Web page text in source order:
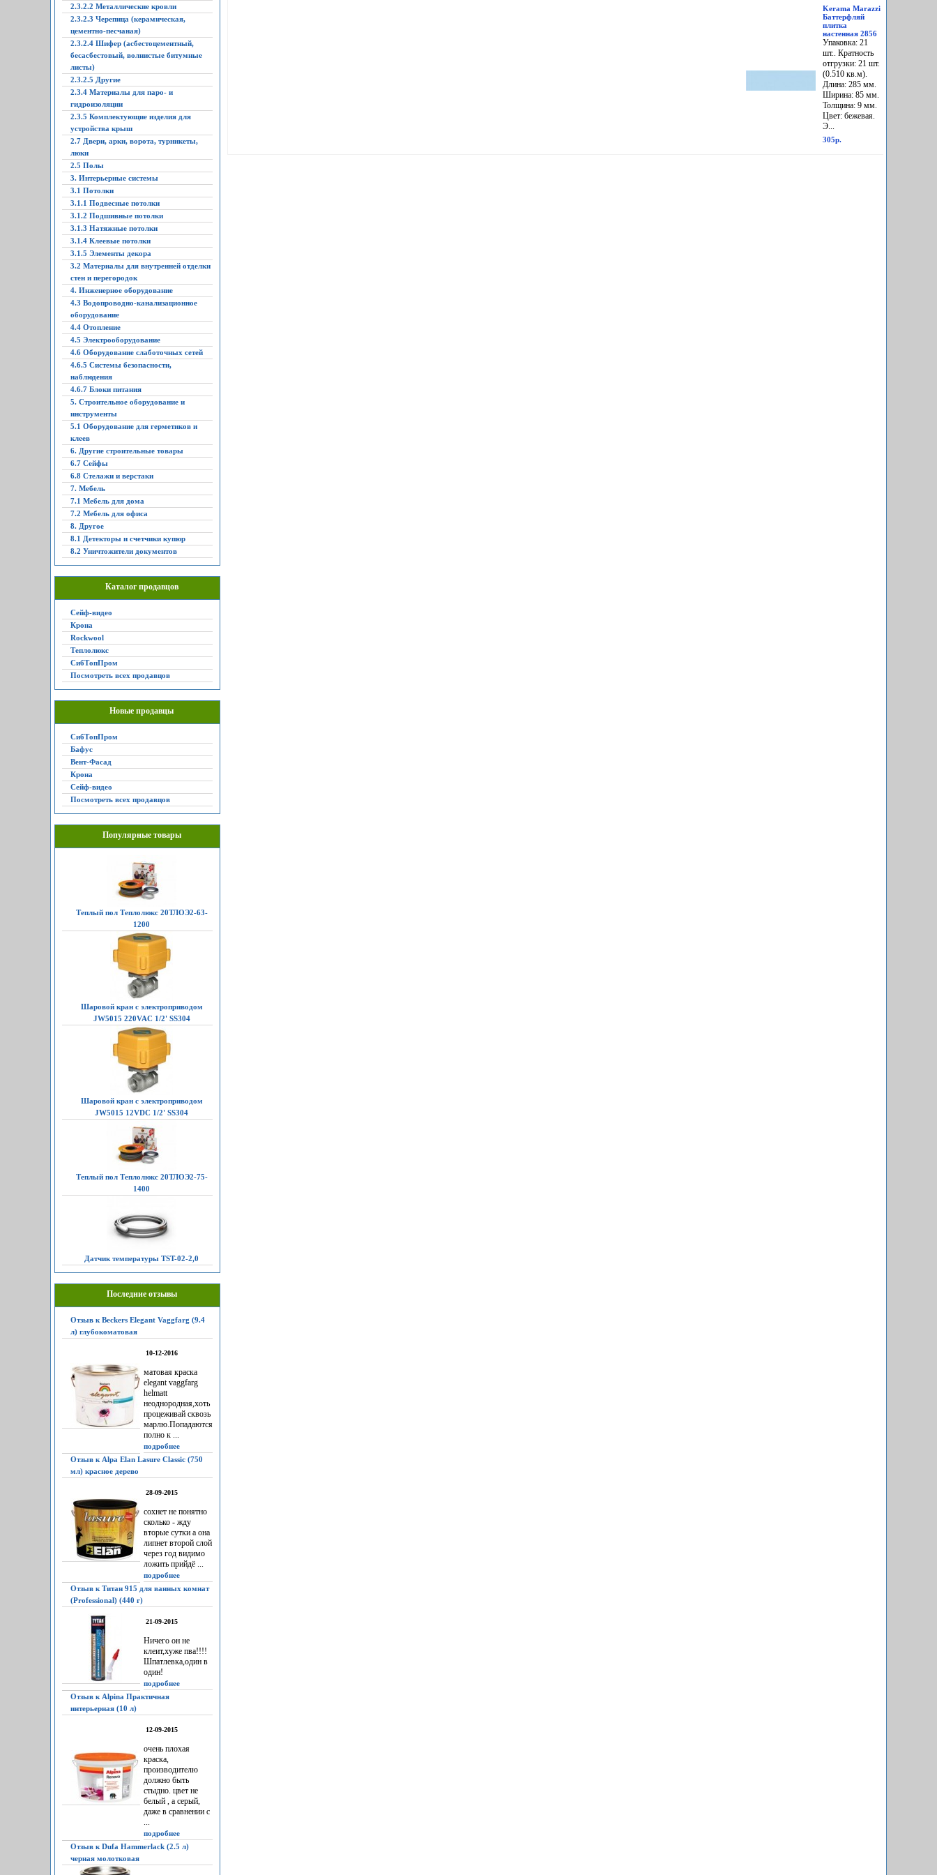
2.3.2.2 Металлические кровли
2.3.2.3 Черепица (керамическая,
цементно-песчаная)
2.3.2.4 Шифер (асбестоцементный,
бесасбестовый, волнистые битумные
листы)
2.3.2.5 Другие
2.3.4 Материалы для паро- и
гидроизоляции
2.3.5 Комплектующие изделия для
устройства крыш
2.7 Двери, арки, ворота, турникеты,
люки
2.5 Полы
3. Интерьерные системы
3.1 Потолки
3.1.1 Подвесные потолки
3.1.2 Подшивные потолки
3.1.3 Натяжные потолки
3.1.4 Клеевые потолки
3.1.5 Элементы декора
3.2 Материалы для внутренней отделки
стен и перегородок
4. Инженерное оборудование
4.3 Водопроводно-канализационное
оборудование
4.4 Отопление
4.5 Электрооборудование
4.6 Оборудование слаботочных сетей
4.6.5 Системы безопасности,
наблюдения
4.6.7 Блоки питания
5. Строительное оборудование и
инструменты
5.1 Оборудование для герметиков и
клеев
6. Другие строительные товары
6.7 Сейфы
6.8 Стелажи и верстаки
7. Мебель
7.1 Мебель для дома
7.2 Мебель для офиса
8. Другое
8.1 Детекторы и счетчики купюр
8.2 Уничтожители документов
Каталог продавцов
Сейф-видео
Крона
Rockwool
Теплолюкс
СибТопПром
Посмотреть всех продавцов
Новые продавцы
СибТопПром
Бафус
Вент-Фасад
Крона
Сейф-видео
Посмотреть всех продавцов
Популярные товары
Теплый пол Теплолюкс 20ТЛОЭ2-63-
1200
Шаровой кран с электроприводом
JW5015 220VAC 1/2' SS304
Шаровой кран с электроприводом
JW5015 12VDC 1/2' SS304
Теплый пол Теплолюкс 20ТЛОЭ2-75-
1400
Датчик температуры TST-02-2,0
Последние отзывы
Отзыв к Beckers Elegant Vaggfarg (9.4
л) глубокоматовая
10-12-2016
матовая краска
elegant vaggfarg
helmatt
неоднородная,хоть
процеживай сквозь
марлю.Попадаются
полно к ...
подробнее
Отзыв к Alpa Elan Lasure Classic (750
мл) красное дерево
28-09-2015
сохнет не понятно
сколько - жду
вторые сутки а она
липнет второй слой
через год видимо
ложить прийдё ...
подробнее
Отзыв к Титан 915 для ванных комнат
(Professional) (440 г)
21-09-2015
Ничего он не
клеит,хуже пва!!!!
Шпатлевка,один в
один!
подробнее
Отзыв к Alpina Практичная
интерьерная (10 л)
12-09-2015
очень плохая
краска,
производителю
должно быть
стыдно. цвет не
белый , а серый,
даже в сравнении с
...
подробнее
Отзыв к Dufa Hammerlack (2.5 л)
черная молотковая
Kerama Marazzi
Баттерфляй
плитка
настенная 2856
Упаковка: 21
шт.. Кратность
отгрузки: 21 шт.
(0.510 кв.м).
Длина: 285 мм.
Ширина: 85 мм.
Толщина: 9 мм.
Цвет: бежевая.
Э...
305р.